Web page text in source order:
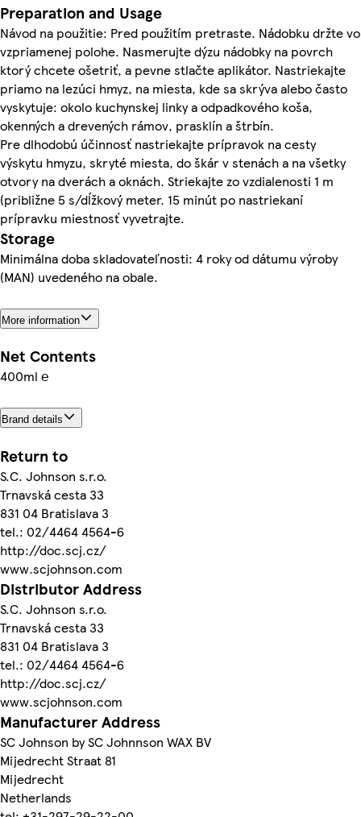
Preparation and Usage
Návod na použitie: Pred použitím pretraste. Nádobku držte vo
vzpriamenej polohe. Nasmerujte dýzu nádobky na povrch
ktorý chcete ošetriť, a pevne stlačte aplikátor. Nastriekajte
priamo na lezúci hmyz, na miesta, kde sa skrýva alebo často
vyskytuje: okolo kuchynskej linky a odpadkového koša,
okenných a drevených rámov, prasklín a štrbín.
Pre dlhodobú účinnosť nastriekajte prípravok na cesty
výskytu hmyzu, skryté miesta, do škár v stenách a na všetky
otvory na dverách a oknách. Striekajte zo vzdialenosti 1 m
(približne 5 s/dĺžkový meter. 15 minút po nastriekaní
prípravku miestnosť vyvetrajte.
Storage
Minimálna doba skladovateľnosti: 4 roky od dátumu výroby
(MAN) uvedeného na obale.
More information
Net Contents
400ml ℮
Brand details
Return to
S.C. Johnson s.r.o.
Trnavská cesta 33
831 04 Bratislava 3
tel.: 02/4464 4564-6
http://doc.scj.cz/
www.scjohnson.com
Distributor Address
S.C. Johnson s.r.o.
Trnavská cesta 33
831 04 Bratislava 3
tel.: 02/4464 4564-6
http://doc.scj.cz/
www.scjohnson.com
Manufacturer Address
SC Johnson by SC Johnnson WAX BV
Mijedrecht Straat 81
Mijedrecht
Netherlands